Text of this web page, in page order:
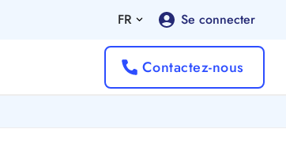
FR Se connecter
Contactez-nous